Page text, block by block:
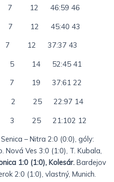
7 12 46:59 46
7 12 45:40 43
12 37:37 43
5 14 52:45 41
7 19 37:61 22
4 2 25 22:97 14
3 25 21:102 12
Senica – Nitra 2:0 (0:0), góly:
Nová Ves 3:0 (1:0), T. Kubala,
1:0 (1:0), Kolesár. Bardejov
2:0 (1:0), vlastný, Munich.